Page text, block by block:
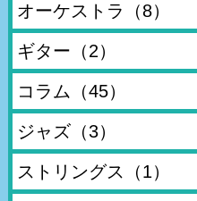
オーケストラ （8）
ギター （2）
コラム （45）
ジャズ（3）
ストリングス （1）